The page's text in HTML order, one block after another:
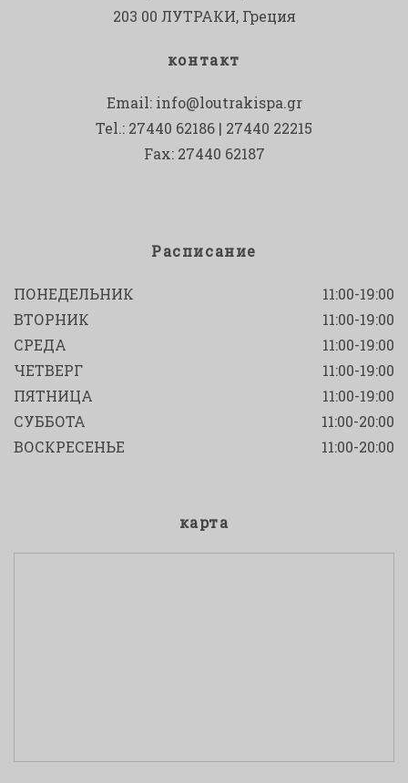
203 00 ЛУТРАКИ, Греция
контакт
Email: info@loutrakispa.gr
Tel.: 27440 62186 | 27440 22215
Fax: 27440 62187
Расписание
ПОНЕДЕЛЬНИК
11:00-19:00
ВТОРНИК
11:00-19:00
СРЕДА
11:00-19:00
ЧЕТВЕРГ
11:00-19:00
ПЯТНИЦА
11:00-19:00
СУББОТА
11:00-20:00
ВОСКРЕСЕНЬЕ
11:00-20:00
карта